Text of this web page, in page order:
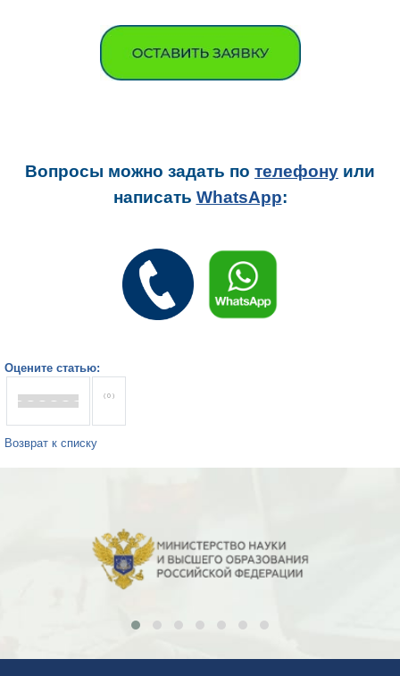
Вопросы можно задать по телефону или
написать WhatsApp:
Оцените статью:
( 0 )
Возврат к списку